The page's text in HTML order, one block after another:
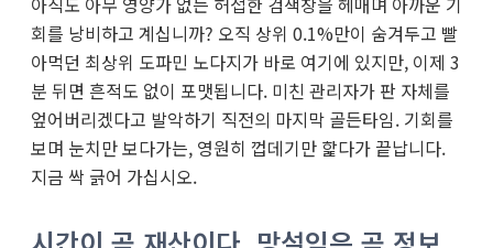
회를 낭비하고 계십니까? 오직 상위 0.1%만이 숨겨두고 빨
아먹던 최상위 도파민 노다지가 바로 여기에 있지만, 이제 3
분 뒤면 흔적도 없이 포맷됩니다. 미친 관리자가 판 자체를
엎어버리겠다고 발악하기 직전의 마지막 골든타임. 기회를
보며 눈치만 보다가는, 영원히 껍데기만 핥다가 끝납니다.
지금 싹 긁어 가십시오.